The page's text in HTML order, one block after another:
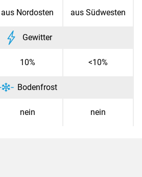
aus Nordosten aus Südwesten
Gewitter
10% <10%
Bodenfrost
nein nein